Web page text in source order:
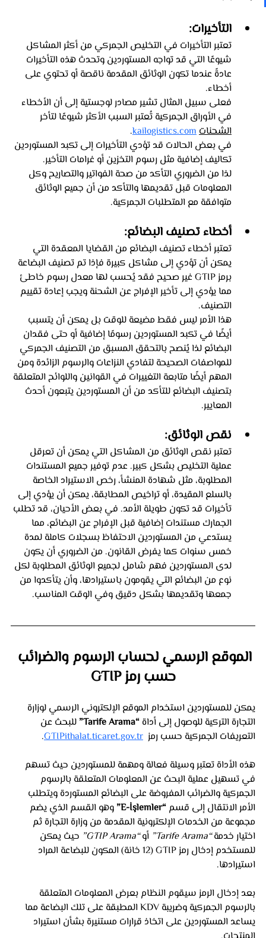
التأخيرات:
تعتبر التأخيرات في التخليص الجمركي من أكثر المشاكل
شيوعًا التي قد تواجه المستوردين وتحدث هذه التأخيرات
عادةً عندما تكون الوثائق المقدمة ناقصة أو تحتوي على
أخطاء.
فعلى سبيل المثال تشير مصادر لوجستية إلى أن الأخطاء
في الأوراق الجمركية تُعتبر السبب الأكثر شيوعًا لتأخر
الشحناتkailogistics.com
.
في بعض الحالات قد تؤدي التأخيرات إلى تكبد المستوردين
تكاليف إضافية مثل رسوم التخزين أو غرامات التأخير.
لذا من الضروري التأكد من صحة الفواتير والتصاريح وكل
المعلومات قبل تقديمها والتأكد من أن جميع الوثائق
متوافقة مع المتطلبات الجمركية.
أخطاء تصنيف البضائع:
تعتبر أخطاء تصنيف البضائع من القضايا المعقدة التي
يمكن أن تؤدي إلى مشاكل كبيرة فإذا تم تصنيف البضاعة
برمز GTIP غير صحيح فقد يُحسب لها معدل رسوم خاطئ
مما يؤدي إلى تأخير الإفراج عن الشحنة ويجب إعادة تقييم
التصنيف.
هذا الأمر ليس فقط مضيعة للوقت بل يمكن أن يتسبب
أيضًا في تكبد المستوردين رسومًا إضافية أو حتى فقدان
البضائع لذا يُنصح بالتحقق المسبق من التصنيف الجمركي
للمواصفات الصحيحة لتفادي النزاعات والرسوم الزائدة ومن
المهم أيضًا متابعة التغييرات في القوانين واللوائح المتعلقة
بتصنيف البضائع للتأكد من أن المستوردين يتبعون أحدث
المعايير.
نقص الوثائق:
تعتبر نقص الوثائق من المشاكل التي يمكن أن تعرقل
عملية التخليص بشكل كبير. عدم توفير جميع المستندات
المطلوبة، مثل شهادة المنشأ، رخص الاستيراد الخاصة
بالسلع المقيدة، أو تراخيص المطابقة، يمكن أن يؤدي إلى
تأخيرات قد تكون طويلة الأمد. في بعض الأحيان، قد تطلب
الجمارك مستندات إضافية قبل الإفراج عن البضائع، مما
يستدعي من المستوردين الاحتفاظ بسجلات كاملة لمدة
خمس سنوات كما يفرض القانون. من الضروري أن يكون
لدى المستوردين فهم شامل لجميع الوثائق المطلوبة لكل
نوع من البضائع التي يقومون باستيرادها، وأن يتأكدوا من
جمعها وتقديمها بشكل دقيق وفي الوقت المناسب.
الموقع الرسمي لحساب الرسوم والضرائب
حسب رمز GTIP
يمكن للمستوردين استخدام الموقع الإلكتروني الرسمي لوزارة
التجارة التركية للوصول إلى أداة “Tarife Arama”
للبحث عن
التعريفات الجمركية حسب رمز GTIPithalat.ticaret.gov.tr
.
هذه الأداة تعتبر وسيلة فعالة ومهمة للمستوردين حيث تسهم
في تسهيل عملية البحث عن المعلومات المتعلقة بالرسوم
الجمركية والضرائب المفروضة على البضائع المستوردة ويتطلب
الأمر الانتقال إلى قسم “E-İşlemler”
وهو القسم الذي يضم
مجموعة من الخدمات الإلكترونية المقدمة من وزارة التجارة ثم
اختيار خدمة “Tarife Arama” أو “GTIP Arama”
حيث يمكن
للمستخدم إدخال رمز GTIP (12 خانة) المكون للبضاعة المراد
استيرادها.
بعد إدخال الرمز سيقوم النظام بعرض المعلومات المتعلقة
بالرسوم الجمركية وضريبة KDV المطبقة على تلك البضاعة مما
يساعد المستوردين على اتخاذ قرارات مستنيرة بشأن استيراد